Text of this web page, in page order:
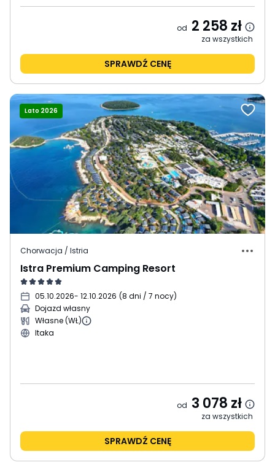
od 2 258 zł
za wszystkich
SPRAWDŹ CENĘ
Lato 2026
Chorwacja / Istria
Istra Premium Camping Resort
05.10.2026- 12.10.2026 (8 dni / 7 nocy)
Dojazd własny
Własne (WŁ)
Itaka
od 3 078 zł
za wszystkich
SPRAWDŹ CENĘ